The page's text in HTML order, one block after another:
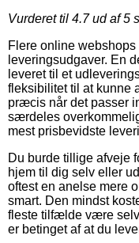
Vurderet til 4.7ud af 5
Flere online
leveringsudgaver. En
leveret til et
fleksibilitet til at kunne
præcis når det passer
særdeles
mest prisbevidste
Du burde tillige afveje
hjem til dig selv eller
oftest en anelse mere
smart. Den mindst
fleste tilfælde være
er betinget af at du